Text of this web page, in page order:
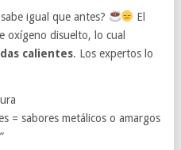
igual que antes?
El
oxígeno disuelto, lo cual
calientes. Los expertos lo
= sabores metálicos o amargos